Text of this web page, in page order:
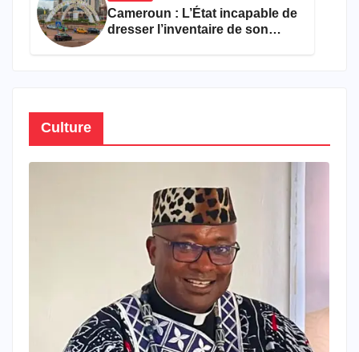
Cameroun : L’État incapable de
dresser l’inventaire de son
Culture